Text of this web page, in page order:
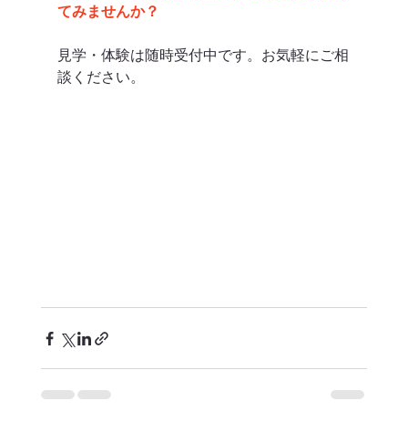
てみませんか？
見学・体験は随時受付中です。お気軽にご相
談ください。